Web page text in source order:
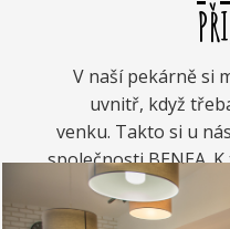
V naší pekárně si
uvnitř, když
venku. Takto si u
společnosti BENEA.
kávou. Nebo si